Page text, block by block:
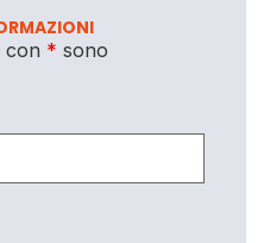
con * sono